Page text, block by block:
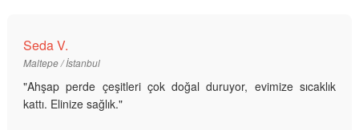
Seda V.
Maltepe / İstanbul
"Ahşap perde çeşitleri çok doğal duruyor, evimize sıcaklık
kattı. Elinize sağlık."